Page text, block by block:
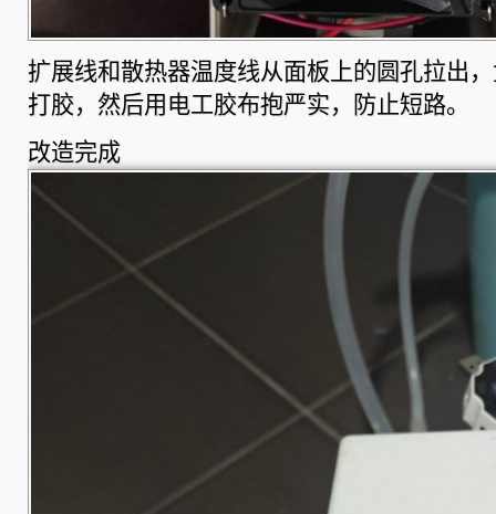
扩展线和散热器温度线从面板上的圆孔拉出
打胶，然后用电工胶布抱严实，防止短路。
改造完成